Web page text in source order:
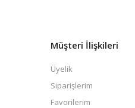
Müşteri İlişkileri
Üyelik
Siparişlerim
Favorilerim